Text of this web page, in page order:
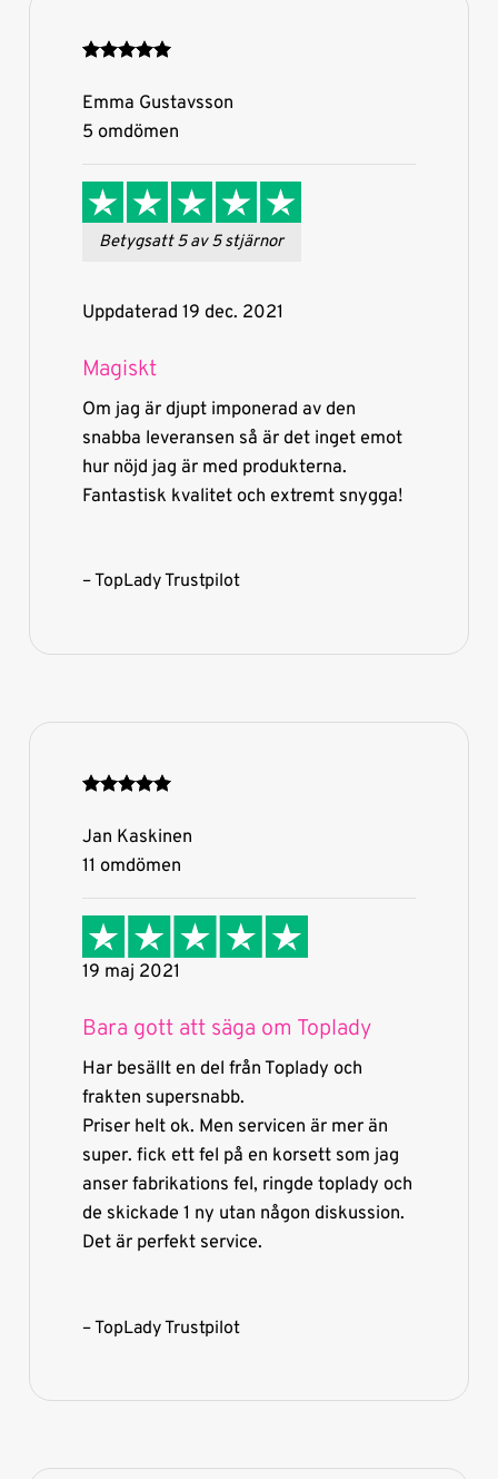
Emma Gustavsson
5 omdömen
Betygsatt 5 av 5 stjärnor
Uppdaterad 19 dec. 2021
Magiskt
Om jag är djupt imponerad av den
snabba leveransen så är det inget emot
hur nöjd jag är med produkterna.
Fantastisk kvalitet och extremt snygga!
– TopLady Trustpilot
Jan Kaskinen
11 omdömen
19 maj 2021
Bara gott att säga om Toplady
Har besällt en del från Toplady och
frakten supersnabb.
Priser helt ok. Men servicen är mer än
super. fick ett fel på en korsett som jag
anser fabrikations fel, ringde toplady och
de skickade 1 ny utan någon diskussion.
Det är perfekt service.
– TopLady Trustpilot